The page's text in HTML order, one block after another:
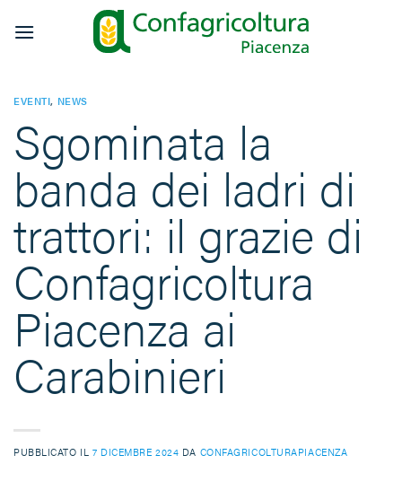
EVENTI, NEWS
Sgominata la
banda dei ladri di
trattori: il grazie di
Confagricoltura
Piacenza ai
Carabinieri
PUBBLICATO IL 7 DICEMBRE 2024 DA CONFAGRICOLTURAPIACENZA